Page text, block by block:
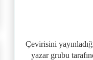
Çevirisini
yazar grubu